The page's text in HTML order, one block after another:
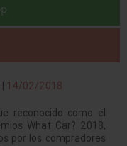
14/02/2018
reconocido como el
What Car? 2018,
por los compradores